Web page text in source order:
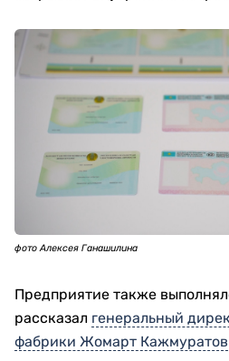
фото Алексея Ганашилина
Предприятие также
рассказал генеральный
фабрики Жомарт Кажмуратов